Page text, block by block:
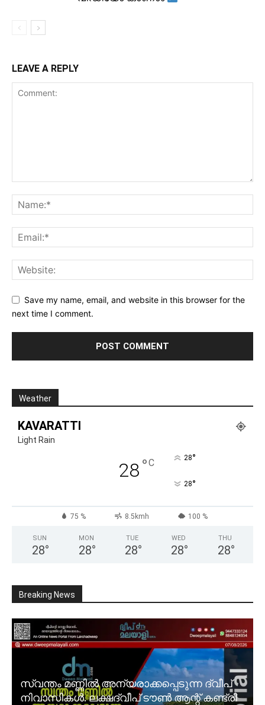
LEAVE A REPLY
Save my name, email, and website in this browser for the
next time I comment.
Weather
KAVARATTI
Light Rain
28°C 28°
28°
75 % 8.5kmh 100 %
SUN
28°
MON
28°
TUE
28°
WED
28°
THU
28°
Breaking News
സ്വന്തം മണ്ണിൽ അന്യരാക്കപ്പെടുന്ന ദ്വീപ്
നിവാസികൾ. ലക്ഷദ്വീപ് ടൗൺ ആന്റ് കണ്ട്രി